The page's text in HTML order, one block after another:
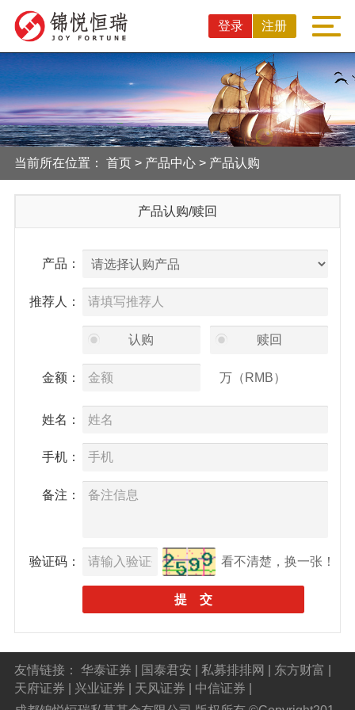
登录 注册
当前所在位置： 首页> 产品中心> 产品认购
产品认购/赎回
产品：
推荐人：
认购 赎回
金额： 万（RMB）
姓名：
手机：
备注：
验证码： 看不清楚，换一张！
友情链接： 华泰证券 国泰君安 私募排排网 东方财富
天府证券
兴业证券 天风证券 中信证券